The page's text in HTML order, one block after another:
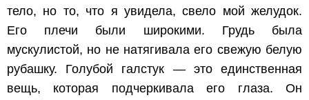
тело, но то, что я увидела, свело мой желудок.
Его плечи были широкими. Грудь была
мускулистой, но не натягивала его свежую белую
рубашку. Голубой галстук — это единственная
вещь, которая подчеркивала его глаза. Он